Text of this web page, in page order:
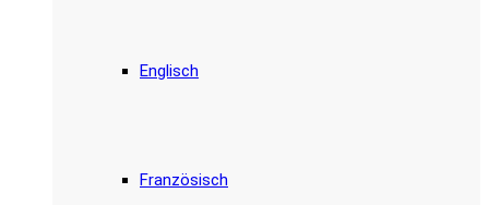
Englisch
Französisch